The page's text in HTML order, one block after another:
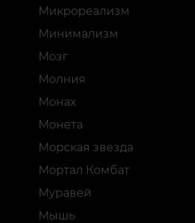
Микрореализм
Минимализм
Мозг
Молния
Монах
Монета
Морская звезда
Мортал Комбат
Муравей
Мышь